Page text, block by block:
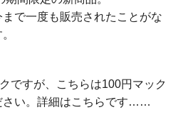
で一度も販売されたことがな
ですが、こちらは100円マック
さい。詳細はこちらです……